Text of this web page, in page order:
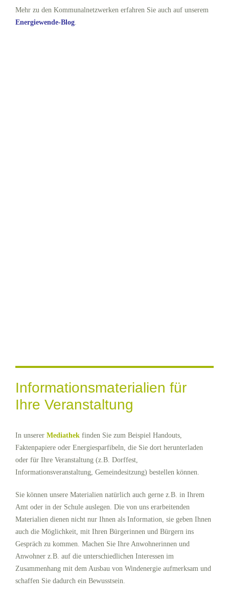
Mehr zu den Kommunalnetzwerken erfahren Sie auch auf unserem
Energiewende-Blog.
Informationsmaterialien für
Ihre Veranstaltung
In unserer Mediathek finden Sie zum Beispiel Handouts,
Faktenpapiere oder Energiesparfibeln, die Sie dort herunterladen
oder für Ihre Veranstaltung (z.B. Dorffest,
Informationsveranstaltung, Gemeindesitzung) bestellen können.
Sie können unsere Materialien natürlich auch gerne z.B. in Ihrem
Amt oder in der Schule auslegen. Die von uns erarbeitenden
Materialien dienen nicht nur Ihnen als Information, sie geben Ihnen
auch die Möglichkeit, mit Ihren Bürgerinnen und Bürgern ins
Gespräch zu kommen. Machen Sie Ihre Anwohnerinnen und
Anwohner z.B. auf die unterschiedlichen Interessen im
Zusammenhang mit dem Ausbau von Windenergie aufmerksam und
schaffen Sie dadurch ein Bewusstsein.